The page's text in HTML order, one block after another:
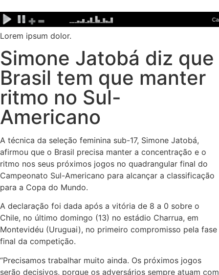
para
o
conteúdo
Lorem ipsum dolor.
Simone Jatobá diz que
Brasil tem que manter
ritmo no Sul-
Americano
A técnica da seleção feminina sub-17, Simone Jatobá,
afirmou que o Brasil precisa manter a concentração e o
ritmo nos seus próximos jogos no quadrangular final do
Campeonato Sul-Americano para alcançar a classificação
para a Copa do Mundo.
A declaração foi dada após a vitória de 8 a 0 sobre o
Chile, no último domingo (13) no estádio Charrua, em
Montevidéu (Uruguai), no primeiro compromisso pela fase
final da competição.
“Precisamos trabalhar muito ainda. Os próximos jogos
serão decisivos, porque os adversários sempre atuam com